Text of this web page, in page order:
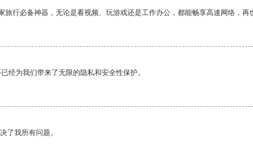
旅行必备神器，无论是看视频、玩游戏还是工作办公，都能畅享高速网络，
经为我们带来了无限的隐私和安全性保护。
了我所有问题。